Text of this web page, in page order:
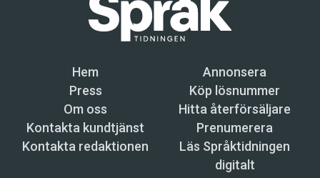
Hem
Annonsera
Press
Köp lösnummer
Om oss
Hitta återförsäljare
Kontakta kundtjänst
Prenumerera
Kontakta redaktionen
Läs Språktidningen
digitalt